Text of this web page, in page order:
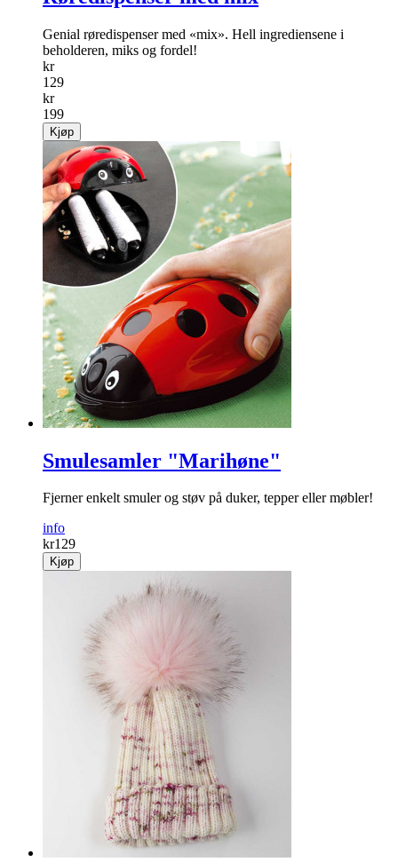
Genial røredispenser med «mix». Hell ingrediensene i
beholderen, miks og fordel!
kr
129
kr
199
Kjøp
Smulesamler "Marihøne"
Fjerner enkelt smuler og støv på duker, tepper eller møbler!
info
kr129
Kjøp